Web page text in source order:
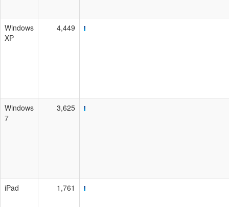
Windows
XP
4,449
Windows
7
3,625
iPad 1,761